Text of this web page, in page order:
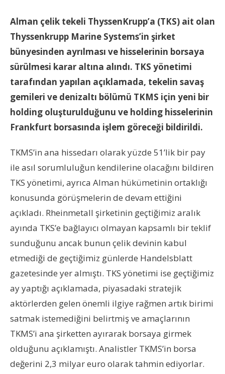
Alman çelik tekeli ThyssenKrupp’a (TKS) ait olan
Thyssenkrupp Marine Systems’in şirket
bünyesinden ayrılması ve hisselerinin borsaya
sürülmesi karar altına alındı. TKS yönetimi
tarafından yapılan açıklamada, tekelin savaş
gemileri ve denizaltı bölümü TKMS için yeni bir
holding oluşturulduğunu ve holding hisselerinin
Frankfurt borsasında işlem göreceği bildirildi.
TKMS’in ana hissedarı olarak yüzde 51’lik bir pay
ile asıl sorumluluğun kendilerine olacağını bildiren
TKS yönetimi, ayrıca Alman hükümetinin ortaklığı
konusunda görüşmelerin de devam ettiğini
açıkladı. Rheinmetall şirketinin geçtiğimiz aralık
ayında TKS’e bağlayıcı olmayan kapsamlı bir teklif
sunduğunu ancak bunun çelik devinin kabul
etmediği de geçtiğimiz günlerde Handelsblatt
gazetesinde yer almıştı. TKS yönetimi ise geçtiğimiz
ay yaptığı açıklamada, piyasadaki stratejik
aktörlerden gelen önemli ilgiye rağmen artık birimi
satmak istemediğini belirtmiş ve amaçlarının
TKMS’i ana şirketten ayırarak borsaya girmek
olduğunu açıklamıştı. Analistler TKMS’in borsa
değerini 2,3 milyar euro olarak tahmin ediyorlar.